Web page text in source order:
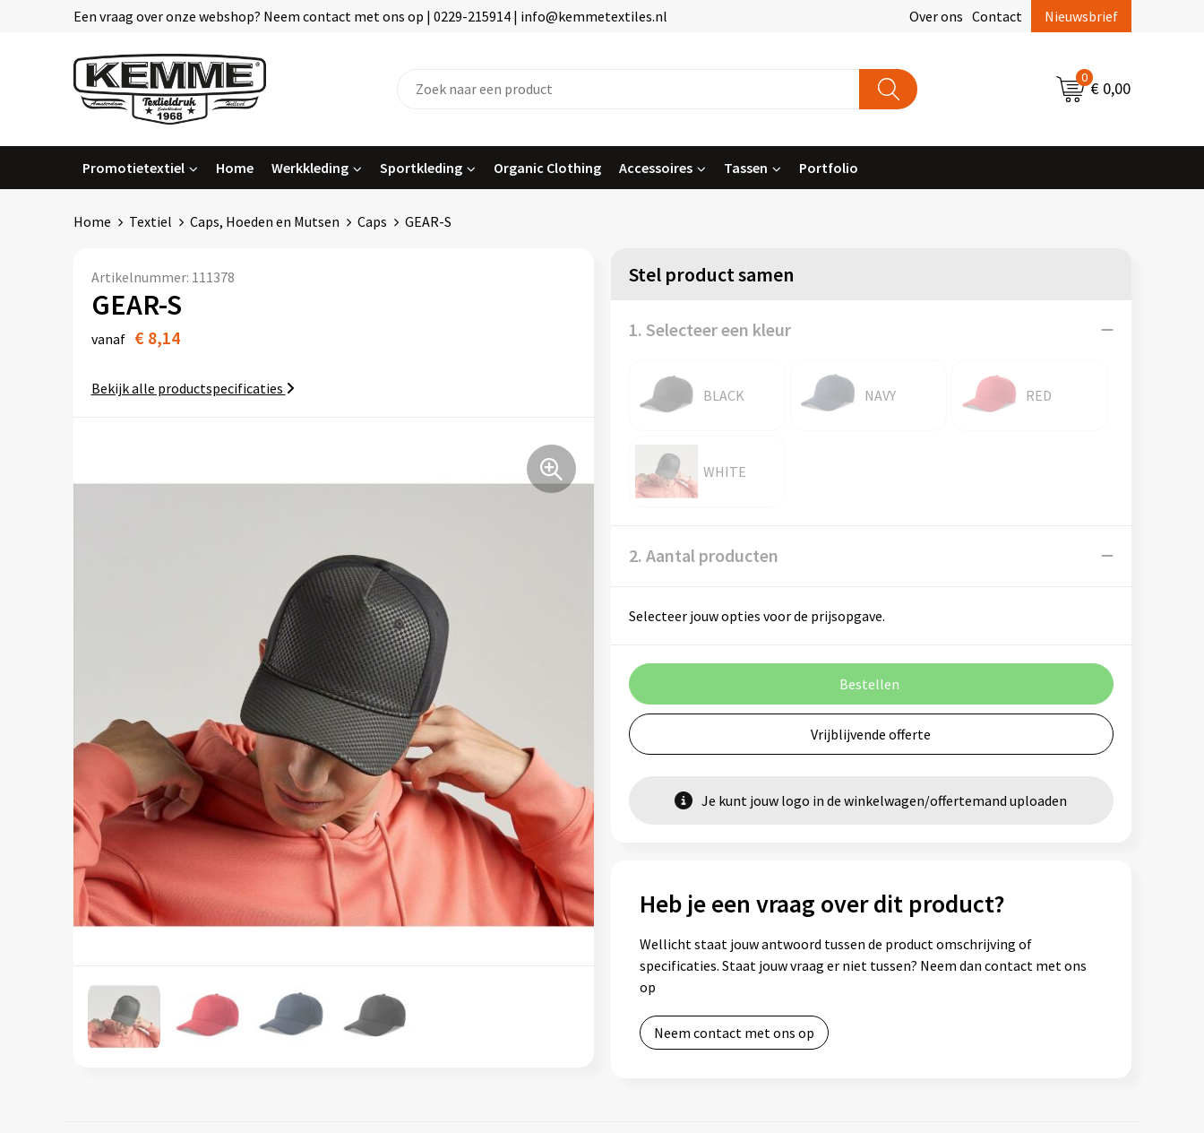
Een vraag over onze webshop? Neem contact met ons op | 0229-215914 | info@kemmetextiles.nl Over ons Contact Nieuwsbrief
0
€ 0,00
Promotietextiel Home Werkkleding Sportkleding Organic Clothing Accessoires Tassen Portfolio
Home Textiel Caps, Hoeden en Mutsen Caps GEAR-S
Artikelnummer: 111378
GEAR-S
vanaf € 8,14
Bekijk alle productspecificaties
Stel product samen
1. Selecteer een kleur
BLACK NAVY RED
WHITE
2. Aantal producten
Selecteer jouw opties voor de prijsopgave.
Bestellen
Vrijblijvende offerte
Je kunt jouw logo in de winkelwagen/offertemand uploaden
Heb je een vraag over dit product?
Wellicht staat jouw antwoord tussen de product omschrijving of
specificaties. Staat jouw vraag er niet tussen? Neem dan contact met ons
op
Neem contact met ons op